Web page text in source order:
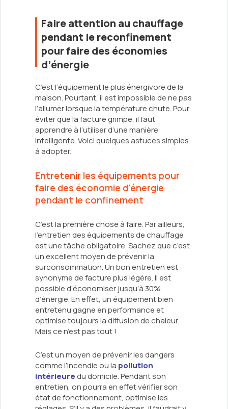
Faire attention au chauffage
pendant le reconfinement
pour faire des économies
d’énergie
C’est l’équipement le plus énergivore de la
maison. Pourtant, il est impossible de ne pas
l’allumer lorsque la température chute. Pour
éviter que la facture grimpe, il faut
apprendre à l’utiliser d’une manière
intelligente. Voici quelques astuces simples
à adopter.
Entretenir les équipements pour
faire des économie d’énergie
pendant le confinement
C’est la première chose à faire. Par ailleurs,
l’entretien des équipements de chauffage
est une tâche obligatoire. Sachez que c’est
un excellent moyen de prévenir la
surconsommation. Un bon entretien est
synonyme de facture plus légère. Il est
possible d’économiser jusqu’à 30%
d’énergie. En effet, un équipement bien
entretenu gagne en performance et
optimise toujours la diffusion de chaleur.
Mais ce n’est pas tout !
C’est un moyen de prévenir les dangers
comme l’incendie ou la pollution
intérieure du domicile. Pendant son
entretien, on pourra en effet vérifier son
état de fonctionnement, optimise les